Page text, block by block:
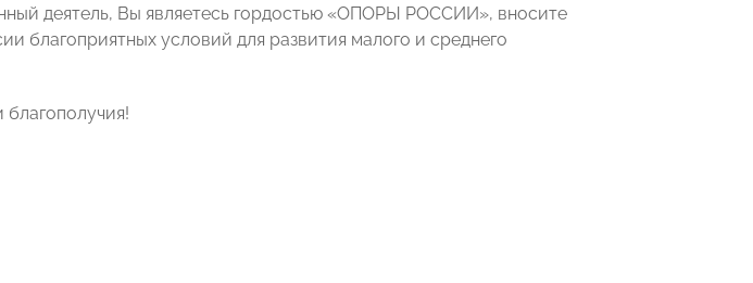
деятель, Вы являетесь гордостью «ОПОРЫ РОССИИ», вносите
благоприятных условий для развития малого и среднего